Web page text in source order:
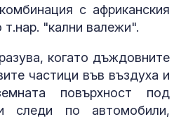
с африканския
"кални валежи".
когато дъждовните
частици във въздуха и
повърхност под
следи по автомобили,